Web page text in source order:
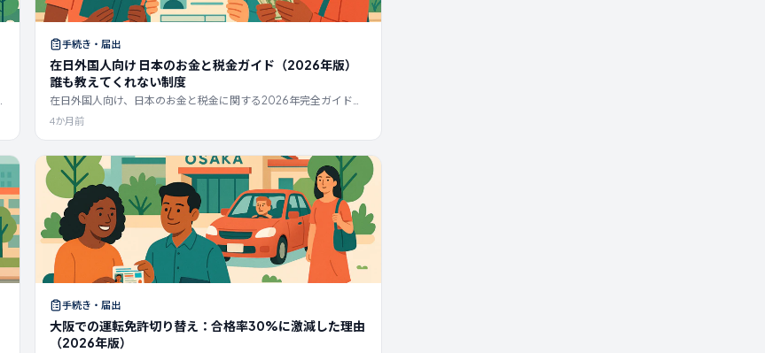
手続き・届出
在日外国人向け 日本のお金と税金ガイド（2026年版）
誰も教えてくれない制度
在日外国人向け、日本のお金と税金に関する2026年完全ガイド：
銀行口座、給与明細、住民税、年末調整、確定申告、送金、年金
還付。
4か月前
手続き・届出
大阪での運転免許切り替え：合格率30%に激減した理由
（2026年版）